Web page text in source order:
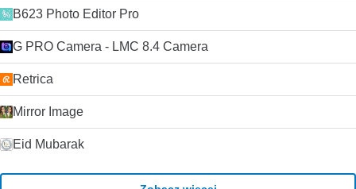
B623 Photo Editor Pro
G PRO Camera - LMC 8.4 Camera
Retrica
Mirror Image
Eid Mubarak